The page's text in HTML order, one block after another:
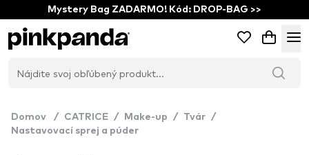
Mystery Bag ZADARMO! Kód: DROP-BAG >>
Domov / CATRICE / Make-up / Tvár /
Nastavovací sprej a púder